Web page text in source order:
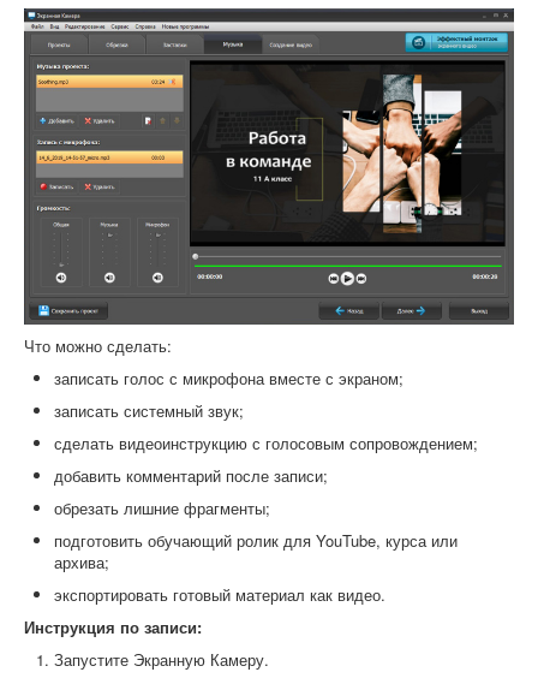
Что можно сделать:
записать голос с микрофона вместе с экраном;
записать системный звук;
сделать видеоинструкцию с голосовым сопровождением;
добавить комментарий после записи;
обрезать лишние фрагменты;
подготовить обучающий ролик для YouTube, курса или
архива;
экспортировать готовый материал как видео.
Инструкция по записи:
Запустите Экранную Камеру.